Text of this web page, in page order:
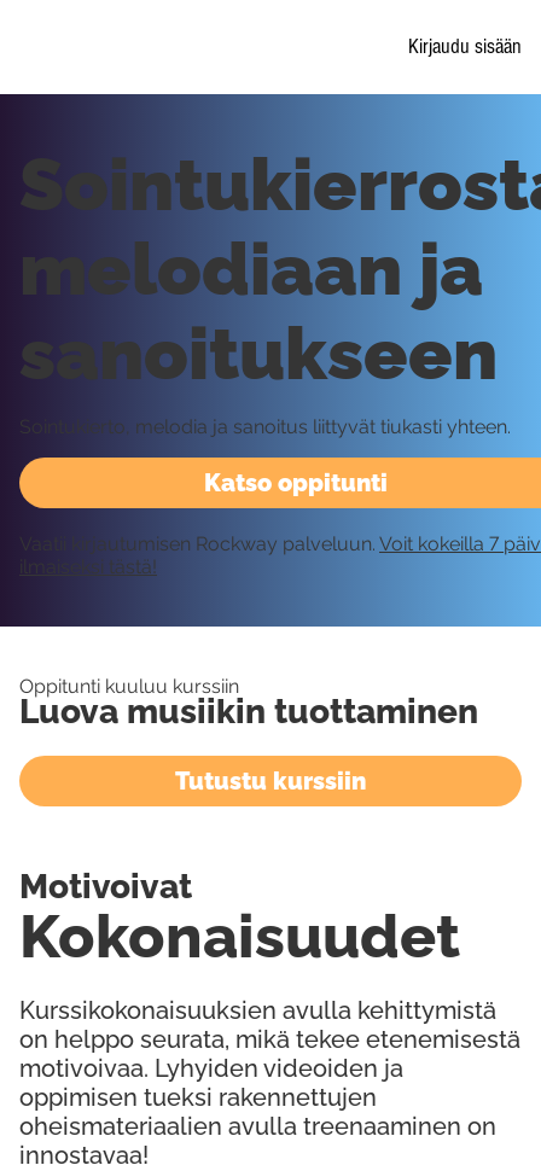
Kirjaudu sisään
Katso oppitunti
melodiaan ja
sanoitukseen
Sointukierto, melodia ja sanoitus liittyvät tiukasti yhteen.
Vaatii kirjautumisen Rockway palveluun. Voit kokeilla 7
ilmaiseksi tästä!
Oppitunti kuuluu kurssiin
Luova musiikin tuottaminen
Tutustu kurssiin
Kurssikokonaisuuksien avulla kehittymistä
on helppo seurata, mikä tekee etenemisestä
motivoivaa. Lyhyiden videoiden ja
oppimisen tueksi rakennettujen
oheismateriaalien avulla treenaaminen on
innostavaa!
Kokonaisuudet
Motivoivat